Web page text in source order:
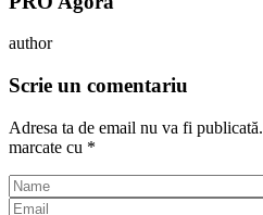
author
Scrie un comentariu
Adresa ta de email nu va fi publicată.
marcate cu *